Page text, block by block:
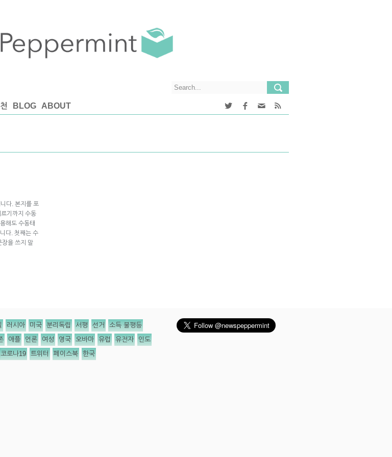
BLOG ABOUT
다. 본지를 포
기까지 수동
해도 수동태
다. 첫째는 수
장을 쓰지 말
러시아 미국 분리독립 서평 선거 소득 불평등
애플 언론 여성 영국 오바마 유럽 유전자 인도
코로나19 트위터 페이스북 한국